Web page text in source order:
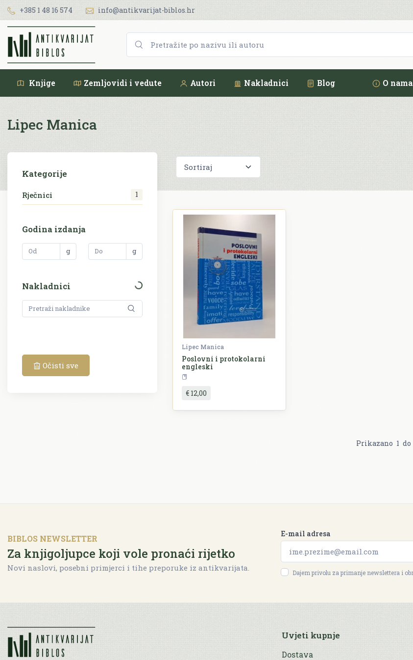
+385 1 48 16 574 info@antikvarijat-biblos.hr
Knjige Zemljovidi i vedute Autori Nakladnici Blog O nama
Lipec Manica
Kategorije
Rječnici 1
Godina izdanja
g g
Nakladnici
Očisti sve
Lipec Manica
Poslovni i protokolarni
engleski
€ 12,00
Prikazano 1 do
BIBLOS NEWSLETTER
Za knjigoljupce koji vole pronaći rijetko
Novi naslovi, posebni primjerci i tihe preporuke iz antikvarijata.
E-mail adresa
Dajem privolu za primanje newslettera i
Uvjeti kupnje
Dostava